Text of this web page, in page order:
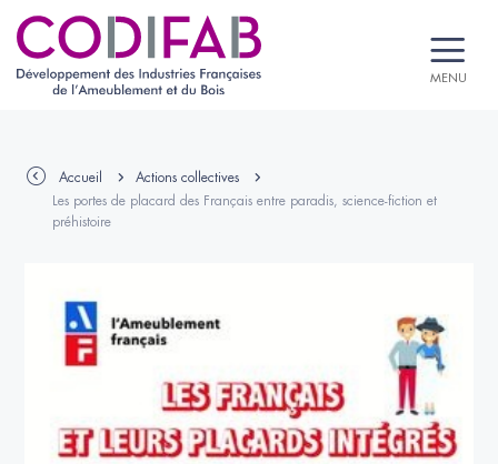
MENU
Accueil
Actions collectives
Les portes de placard des Français entre paradis, science-fiction et
préhistoire